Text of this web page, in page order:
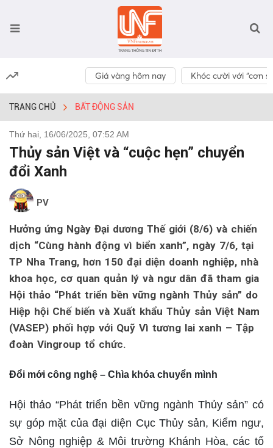
Giá vàng hôm nay Khóc cười với “cơn
TRANG CHỦ BẤT ĐỘNG SẢN
Thứ hai, 16/06/2025, 07:52 AM
Thủy sản Việt và “cuộc hẹn” chuyển
đổi Xanh
PV
Hưởng ứng Ngày Đại dương Thế giới (8/6) và chiến
dịch “Cùng hành động vì biển xanh”, ngày 7/6, tại
TP Nha Trang, hơn 150 đại diện doanh nghiệp, nhà
khoa học, cơ quan quản lý và ngư dân đã tham gia
Hội thảo “Phát triển bền vững ngành Thủy sản” do
Hiệp hội Chế biến và Xuất khẩu Thủy sản Việt Nam
(VASEP) phối hợp với Quỹ Vì tương lai xanh – Tập
đoàn Vingroup tổ chức.
Đổi mới công nghệ – Chìa khóa chuyển mình
Hội thảo “Phát triển bền vững ngành Thủy sản” có
sự góp mặt của đại diện Cục Thủy sản, Kiểm ngư,
Sở Nông nghiệp & Môi trường Khánh Hòa, các tổ